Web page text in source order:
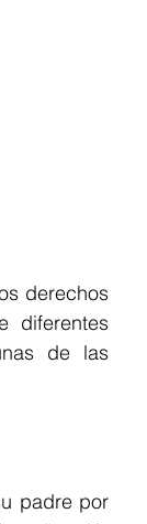
derechos
diferentes
de las
padre por